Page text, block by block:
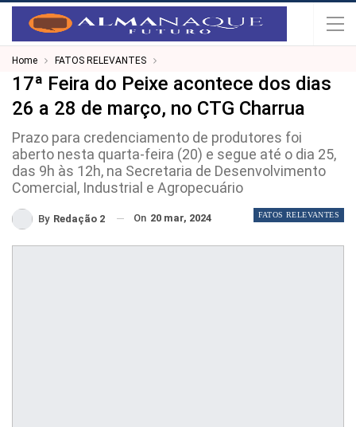
Home FATOS RELEVANTES
17ª Feira do Peixe acontece dos dias
26 a 28 de março, no CTG Charrua
Prazo para credenciamento de produtores foi
aberto nesta quarta-feira (20) e segue até o dia 25,
das 9h às 12h, na Secretaria de Desenvolvimento
Comercial, Industrial e Agropecuário
FATOS RELEVANTES
By Redação 2 On 20 mar, 2024